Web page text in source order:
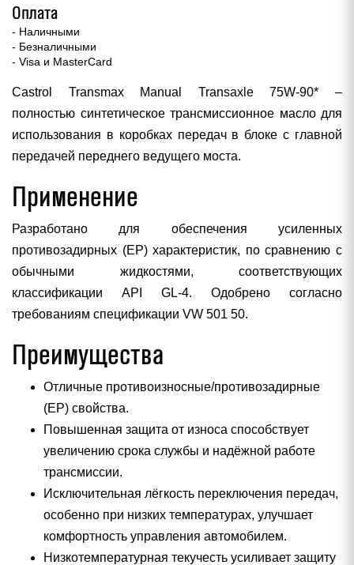
Оплата
- Наличными
- Безналичными
- Visa и MasterCard
Castrol Transmax Manual Transaxle 75W-90* –
полностью синтетическое трансмиссионное масло для
использования в коробках передач в блоке с главной
передачей переднего ведущего моста.
Применение
Разработано для обеспечения усиленных
противозадирных (EP) характеристик, по сравнению с
обычными жидкостями, соответствующих
классификации API GL-4. Одобрено согласно
требованиям спецификации VW 501 50.
Преимущества
Отличные противоизносные/противозадирные
(EP) свойства.
Повышенная защита от износа способствует
увеличению срока службы и надёжной работе
трансмиссии.
Исключительная лёгкость переключения передач,
особенно при низких температурах, улучшает
комфортность управления автомобилем.
Низкотемпературная текучесть усиливает защиту